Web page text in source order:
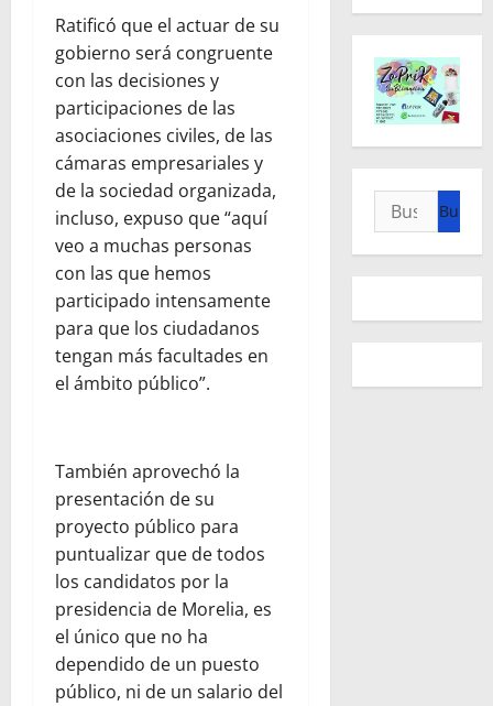
Ratificó que el actuar de su
gobierno será congruente
con las decisiones y
participaciones de las
asociaciones civiles, de las
cámaras empresariales y
de la sociedad organizada,
incluso, expuso que “aquí
veo a muchas personas
con las que hemos
participado intensamente
para que los ciudadanos
tengan más facultades en
el ámbito público”.
También aprovechó la
presentación de su
proyecto público para
puntualizar que de todos
los candidatos por la
presidencia de Morelia, es
el único que no ha
dependido de un puesto
público, ni de un salario del
Buscar: